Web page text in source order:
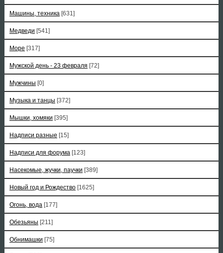
Машины, техника [631]
Медведи [541]
Море [317]
Мужской день - 23 февраля [72]
Мужчины [0]
Музыка и танцы [372]
Мышки, хомяки [395]
Надписи разные [15]
Надписи для форума [123]
Насекомые, жучки, паучки [389]
Новый год и Рождество [1625]
Огонь, вода [177]
Обезьяны [211]
Обнимашки [75]